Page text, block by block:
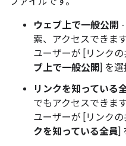
ウェブ上で一般公開
索、アクセスできま
ユーザーが [リンクの
ブ上で一般公開
] を
リンクを知っている
でもアクセスできま
ユーザーが [リンクの
クを知っている全員